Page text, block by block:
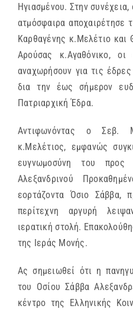
Ηγιασμένου. Στην
ατμόσφαιρα αποχαιρέτησε
Καρθαγένης κ.Μελέτιο
Αρούσας κ.Αγαθόνικο,
αναχωρήσουν για τις
δια την έως σήμερον
Πατριαρχική Έδρα.
Αντιφωνόντας ο Σεβ.
κ.Μελέτιος, εμφανώς
ευγνωμοσύνη του
Αλεξανδρινού
εορτάζοντα Όσιο Σάββα,
περίτεχνη αργυρή
ιερατική στολή.
της Ιεράς Μονής.
Ας σημειωθεί ότι η
του Οσίου Σάββα
κέντρο της Ελληνικής